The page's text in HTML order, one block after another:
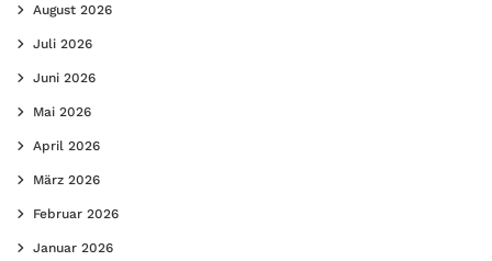
August 2026
Juli 2026
Juni 2026
Mai 2026
April 2026
März 2026
Februar 2026
Januar 2026